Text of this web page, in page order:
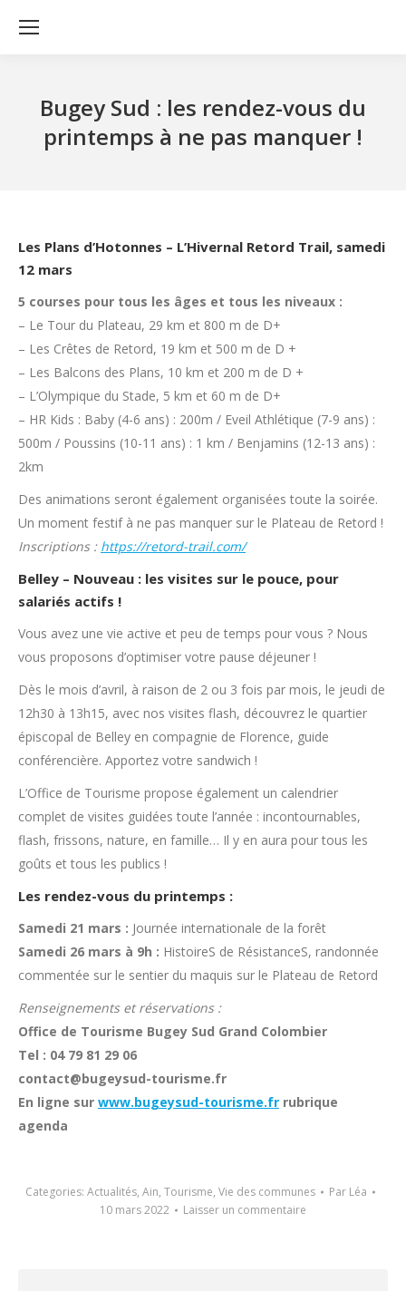
Bugey Sud : les rendez-vous du
printemps à ne pas manquer !
Les Plans d’Hotonnes – L’Hivernal Retord Trail, samedi
12 mars
5 courses pour tous les âges et tous les niveaux :
– Le Tour du Plateau, 29 km et 800 m de D+
– Les Crêtes de Retord, 19 km et 500 m de D +
– Les Balcons des Plans, 10 km et 200 m de D +
– L’Olympique du Stade, 5 km et 60 m de D+
– HR Kids : Baby (4-6 ans) : 200m / Eveil Athlétique (7-9 ans) :
500m / Poussins (10-11 ans) : 1 km / Benjamins (12-13 ans) :
2km
Des animations seront également organisées toute la soirée.
Un moment festif à ne pas manquer sur le Plateau de Retord !
Inscriptions : https://retord-trail.com/
Belley – Nouveau : les visites sur le pouce, pour
salariés actifs !
Vous avez une vie active et peu de temps pour vous ? Nous
vous proposons d’optimiser votre pause déjeuner !
Dès le mois d’avril, à raison de 2 ou 3 fois par mois, le jeudi de
12h30 à 13h15, avec nos visites flash, découvrez le quartier
épiscopal de Belley en compagnie de Florence, guide
conférencière. Apportez votre sandwich !
L’Office de Tourisme propose également un calendrier
complet de visites guidées toute l’année : incontournables,
flash, frissons, nature, en famille… Il y en aura pour tous les
goûts et tous les publics !
Les rendez-vous du printemps :
Samedi 21 mars : Journée internationale de la forêt
Samedi 26 mars à 9h : HistoireS de RésistanceS, randonnée
commentée sur le sentier du maquis sur le Plateau de Retord
Renseignements et réservations :
Office de Tourisme Bugey Sud Grand Colombier
Tel : 04 79 81 29 06
contact@bugeysud-tourisme.fr
En ligne sur www.bugeysud-tourisme.fr rubrique
agenda
Categories: Actualités, Ain, Tourisme, Vie des communes Par Léa
10 mars 2022
Laisser un commentaire